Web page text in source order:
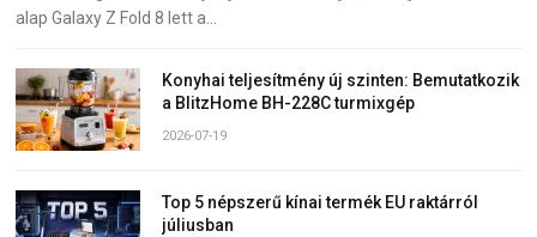
alap Galaxy Z Fold 8 lett a…
Konyhai teljesítmény új szinten: Bemutatkozik
a BlitzHome BH-228C turmixgép
2026-07-19
Top 5 népszerű kínai termék EU raktárról
júliusban